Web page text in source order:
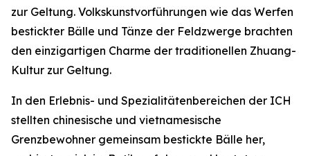
zur Geltung. Volkskunstvorführungen wie das Werfen
bestickter Bälle und Tänze der Feldzwerge brachten
den einzigartigen Charme der traditionellen Zhuang-
Kultur zur Geltung.
In den Erlebnis- und Spezialitätenbereichen der ICH
stellten chinesische und vietnamesische
Grenzbewohner gemeinsam bestickte Bälle her,